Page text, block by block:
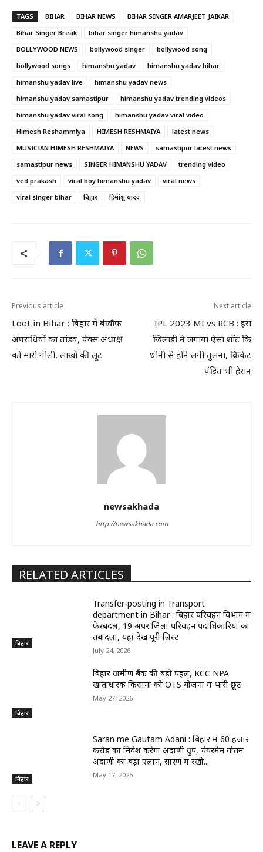
TAGS BIHAR BIHAR NEWS
BIHAR SINGER AMARJEET JAIKAR
Bihar Singer Break
bihar singer himanshu yadav
BOLLYWOOD NEWS
bollywood singer
bollywood song
bollywood songs
himanshu yadav
himanshu yadav bihar
himanshu yadav live
himanshu yadav news
himanshu yadav samastipur
himanshu yadav trending videos
himanshu yadav viral song
himanshu yadav viral video
Himesh Reshammiya
HIMESH RESHMAIYA
latest news
MUSICIAN HIMESH RESHMAIYA
NEWS
samastipur latest news
samastipur news
SINGER HIMANSHU YADAV
trending video
ved prakash
viral boy himanshu yadav
viral news
viral singer bihar
बिहार हिमांशु यादव
Previous article
Loot in Bihar : बिहार में बेखौफ
अपराधियों का तांडव, पैक्स अध्यक्ष
को मारी गोली, लाखों की लूट
Next article
IPL 2023 MI vs RCB : इस
खिलाड़ी ने लगाया ऐसा शॉट कि
धोनी से होने लगी तुलना, क्रिकेट
पंडित भी हैरान
newsakhada
http://newsakhada.com
RELATED ARTICLES
बिहार
Transfer-posting in Transport
department in Bihar : बिहार परिवहन विभाग में
फेरबदल, 19 अपर जिला परिवहन पदाधिकारियों का
तबादला, यहां देखें पूरी लिस्ट
July 24, 2026
बिहार
बिहार ग्रामीण बैंक की बड़ी पहल, KCC NPA
खाताधारक किसानों को OTS योजना में भारी छूट
May 27, 2026
बिहार
Saran me Gautam Adani : बिहार में 60 हजार
करोड़ का निवेश करेगा अदाणी ग्रुप, चेयरमैन गौतम
अदाणी का बड़ा एलान, सारण में रखी...
May 17, 2026
LEAVE A REPLY